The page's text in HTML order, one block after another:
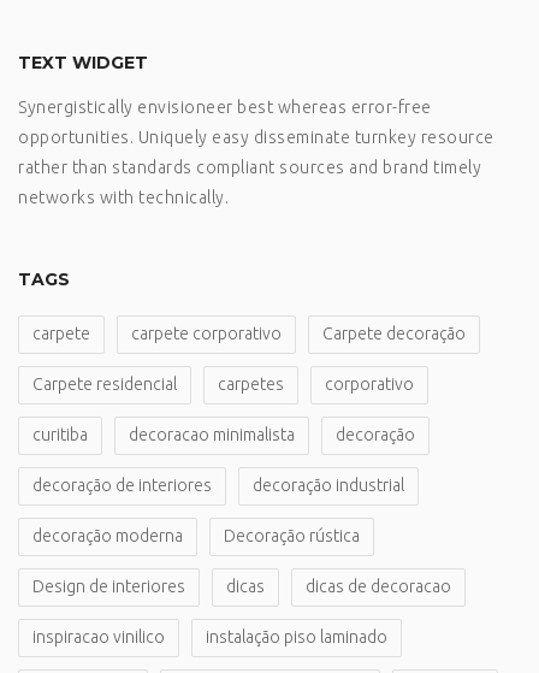
TEXT WIDGET
Synergistically envisioneer best whereas error-free
opportunities. Uniquely easy disseminate turnkey resource
rather than standards compliant sources and brand timely
networks with technically.
TAGS
carpete carpete corporativo Carpete decoração
Carpete residencial carpetes corporativo
curitiba decoracao minimalista decoração
decoração de interiores decoração industrial
decoração moderna Decoração rústica
Design de interiores dicas dicas de decoracao
inspiracao vinilico instalação piso laminado